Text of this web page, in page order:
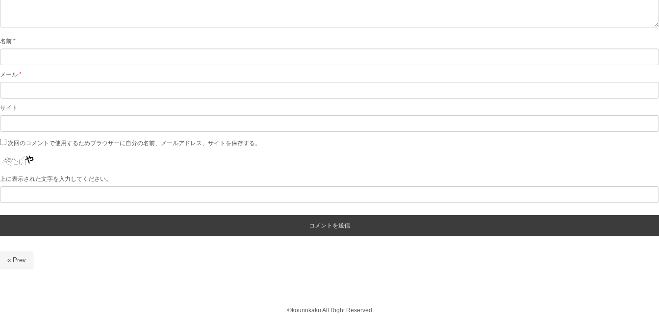
名前 *
メール *
サイト
次回のコメントで使用するためブラウザーに自分の名前、メールアドレス、サイトを保存する。
上に表示された文字を入力してください。
« Prev
©️kounnkaku All Right Reserved